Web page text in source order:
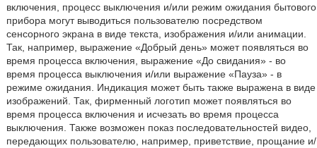
включения, процесс выключения и/или режим ожидания бытового
прибора могут выводиться пользователю посредством
сенсорного экрана в виде текста, изображения и/или анимации.
Так, например, выражение «Добрый день» может появляться во
время процесса включения, выражение «До свидания» - во
время процесса выключения и/или выражение «Пауза» - в
режиме ожидания. Индикация может быть также выражена в виде
изображений. Так, фирменный логотип может появляться во
время процесса включения и исчезать во время процесса
выключения. Также возможен показ последовательностей видео,
передающих пользователю, например, приветствие, прощание и/